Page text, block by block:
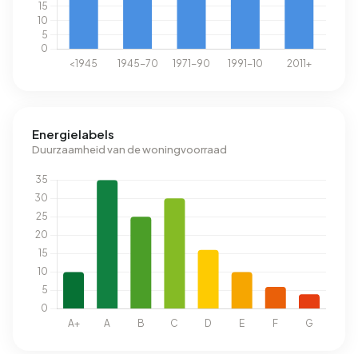
Energielabels
Duurzaamheid van de woningvoorraad